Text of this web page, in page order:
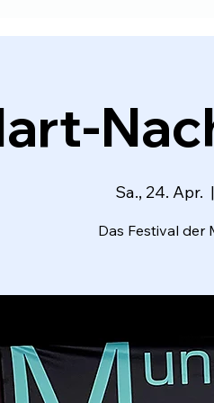
Sa., 24. Apr.
  |
Das Festival der